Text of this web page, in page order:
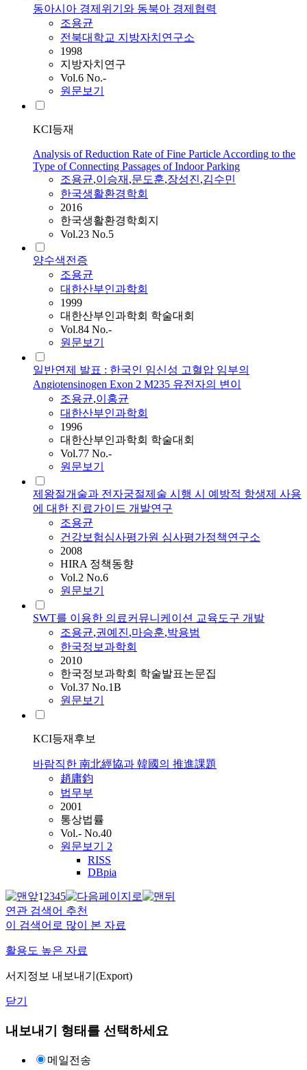
동아시아 경제위기와 동북아 경제협력
조용균
전북대학교 지방자치연구소
1998
지방자치연구
Vol.6 No.-
원문보기
KCI등재
Analysis of Reduction Rate of Fine Particle According to the
Type of Connecting Passages of Indoor Parking
조용균,이승재 ,문도훈,장성진,김수민
한국생활환경학회
2016
한국생활환경학회지
Vol.23 No.5
양수색전증
조용균
대한산부인과학회
1999
대한산부인과학회 학술대회
Vol.84 No.-
원문보기
일반연제 발표 : 한국인 임신성 고혈압 임부의
Angiotensinogen Exon 2 M235 유전자의 변이
조용균,이홍균
대한산부인과학회
1996
대한산부인과학회 학술대회
Vol.77 No.-
원문보기
제왕절개술과 전자궁절제술 시행 시 예방적 항생제 사용
에 대한 진료가이드 개발연구
조용균
건강보험심사평가원 심사평가정책연구소
2008
HIRA 정책동향
Vol.2 No.6
원문보기
SWT를 이용한 의료커뮤니케이션 교육도구 개발
조용균,권예진,마승훈,박용범
한국정보과학회
2010
한국정보과학회 학술발표논문집
Vol.37 No.1B
원문보기
KCI등재후보
바람직한 南北經協과 韓國의 推進課題
趙庸鈞
법무부
2001
통상법률
Vol.- No.40
원문보기 2
RISS
DBpia
12345
연관 검색어 추천
이 검색어로 많이 본 자료
활용도 높은 자료
서지정보 내보내기(Export)
닫기
내보내기 형태를 선택하세요
메일전송